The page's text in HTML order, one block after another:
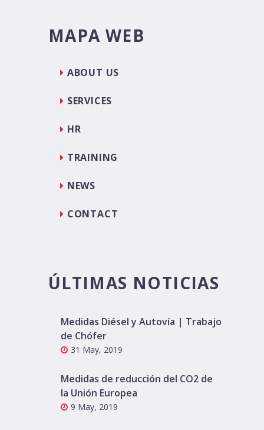
MAPA WEB
ABOUT US
SERVICES
HR
TRAINING
NEWS
CONTACT
ÚLTIMAS NOTICIAS
Medidas Diésel y Autovía | Trabajo
de Chófer
31 May, 2019
Medidas de reducción del CO2 de
la Unión Europea
9 May, 2019